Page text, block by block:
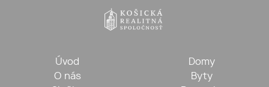
Úvod
O nás
Domy
Byty